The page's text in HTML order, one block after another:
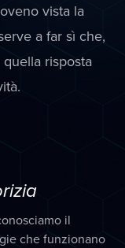
vista la
a far sì che,
risposta
il
che funzionano